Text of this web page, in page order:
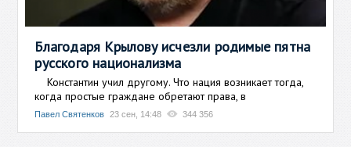
Благодаря Крылову исчезли родимые пятна
русского национализма
Константин учил другому. Что нация возникает тогда,
когда простые граждане обретают права, в
Павел Святенков 23 сен, 14:48 344 356